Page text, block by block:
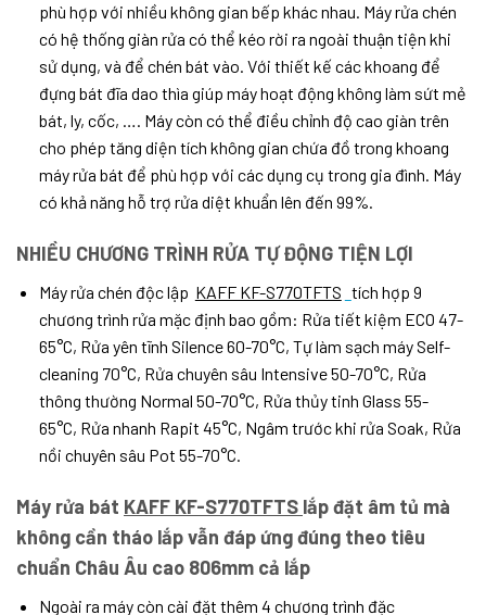
phù hợp với nhiều không gian bếp khác nhau. Máy rửa chén
có hệ thống giàn rửa có thể kéo rời ra ngoài thuận tiện khi
sử dụng, và để chén bát vào. Với thiết kế các khoang để
đựng bát đĩa dao thìa giúp máy hoạt động không làm sứt mẻ
bát, ly, cốc, …. Máy còn có thể điều chỉnh độ cao giàn trên
cho phép tăng diện tích không gian chứa đồ trong khoang
máy rửa bát để phù hợp với các dụng cụ trong gia đình. Máy
có khả năng hỗ trợ rửa diệt khuẩn lên đến 99%.
NHIỀU CHƯƠNG TRÌNH RỬA TỰ ĐỘNG TIỆN LỢI
Máy rửa chén độc lập KAFF KF-S770TFTS tích hợp 9
chương trình rửa mặc định bao gồm: Rửa tiết kiệm ECO 47-
65°C, Rửa yên tĩnh Silence 60-70°C, Tự làm sạch máy Self-
cleaning 70°C, Rửa chuyên sâu Intensive 50-70°C, Rửa
thông thường Normal 50-70°C, Rửa thủy tinh Glass 55-
65°C, Rửa nhanh Rapit 45°C, Ngâm trước khi rửa Soak, Rửa
nồi chuyên sâu Pot 55-70°C.
Máy rửa bát KAFF KF-S770TFTS lắp đặt âm tủ mà
không cần tháo lắp vẫn đáp ứng đúng theo tiêu
chuẩn Châu Âu cao 806mm cả lắp
Ngoài ra máy còn cài đặt thêm 4 chương trình đặc